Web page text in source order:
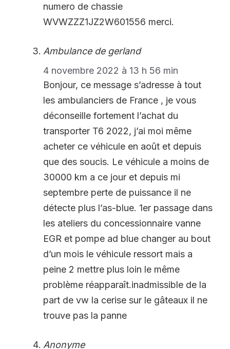
numero de chassie
WVWZZZ1JZ2W601556 merci.
Ambulance de gerland
4 novembre 2022 à 13 h 56 min
Bonjour, ce message s’adresse à tout
les ambulanciers de France , je vous
déconseille fortement l’achat du
transporter T6 2022, j’ai moi même
acheter ce véhicule en août et depuis
que des soucis. Le véhicule a moins de
30000 km a ce jour et depuis mi
septembre perte de puissance il ne
détecte plus l’as-blue. 1er passage dans
les ateliers du concessionnaire vanne
EGR et pompe ad blue changer au bout
d’un mois le véhicule ressort mais a
peine 2 mettre plus loin le même
problème réapparaît.inadmissible de la
part de vw la cerise sur le gâteaux il ne
trouve pas la panne
Anonyme